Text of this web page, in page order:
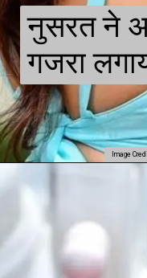
Image
नुसरत ने
गजरा